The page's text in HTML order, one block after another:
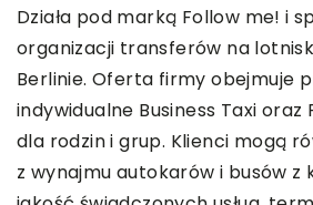
Działa pod marką Follow me! i
organizacji transferów na
Berlinie. Oferta firmy obejmuje
indywidualne Business Taxi
dla rodzin i grup. Klienci mogą
z wynajmu autokarów i busów z